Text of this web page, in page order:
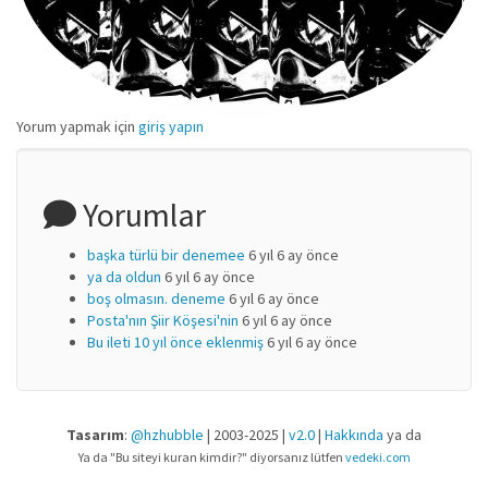
Yorum yapmak için giriş yapın
Yorumlar
başka türlü bir denemee 6 yıl 6 ay önce
ya da oldun 6 yıl 6 ay önce
boş olmasın. deneme 6 yıl 6 ay önce
Posta'nın Şiir Köşesi'nin 6 yıl 6 ay önce
Bu ileti 10 yıl önce eklenmiş6 yıl 6 ay önce
Tasarım: @hzhubble | 2003-2025 | v2.0| Hakkında ya da
Ya da "Bu siteyi kuran kimdir?" diyorsanız lütfen vedeki.com